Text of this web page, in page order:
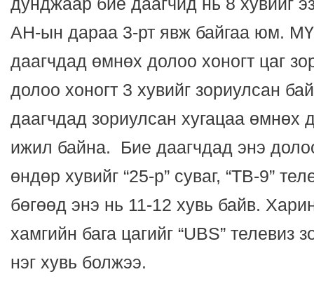
дунджаар бие даагчид нь 8 хувийг
АН-ын дараа 3-рт явж байгаа юм.
даагчдад өмнөх долоо хоногт цаг
долоо хоногт 3 хувийг зориулсан
даагчдад зориулсан хугацаа өмнөх
ижил байна. Бие даагчдад энэ
өндөр хувийг “25-р” суваг, “ТВ-9”
бөгөөд энэ нь 11-12 хувь байв.
хамгийн бага цагийг “UBS” телевиз
нэг хувь болжээ.